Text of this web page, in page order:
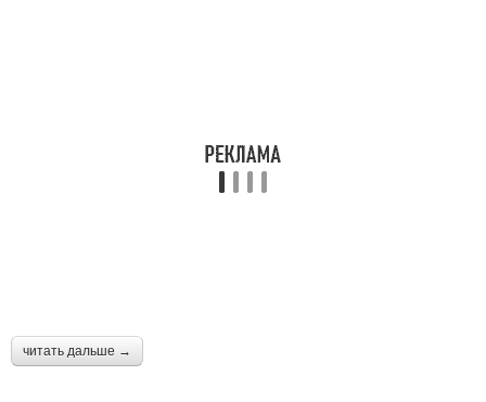
читать дальше →